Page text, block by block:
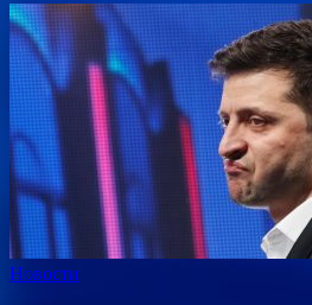
Новости